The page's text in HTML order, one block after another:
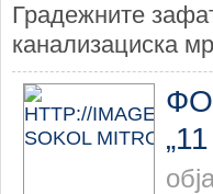
Градежните
канализациска